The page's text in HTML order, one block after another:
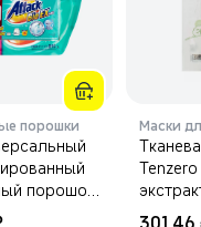
порошки
порошок
Active
Маски
301,46